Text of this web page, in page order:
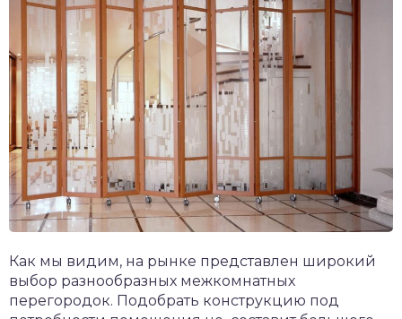
Как мы видим, на рынке представлен широкий
выбор разнообразных межкомнатных
перегородок. Подобрать конструкцию под